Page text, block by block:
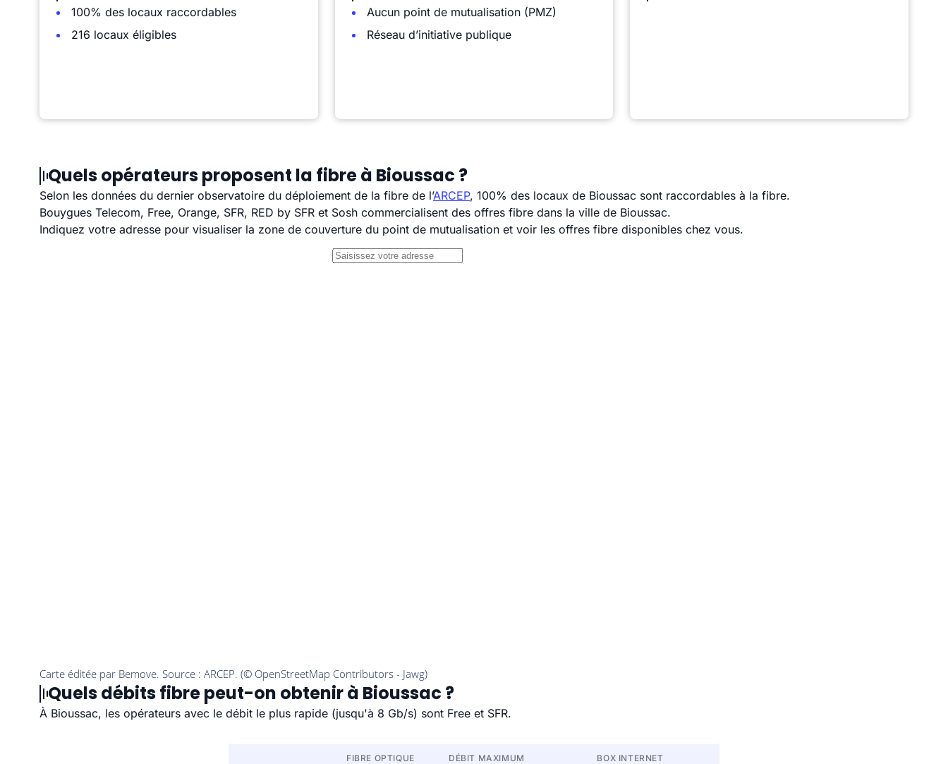
100% des locaux raccordables
216 locaux éligibles
Aucun point de mutualisation (PMZ)
Réseau d’initiative publique
Quels opérateurs proposent la fibre à Bioussac ?
Selon les données du dernier observatoire du déploiement de la fibre de l’ARCEP, 100% des locaux de Bioussac sont raccordables à la fibre.
Bouygues Telecom, Free, Orange, SFR, RED by SFR et Sosh commercialisent des offres fibre dans la ville de Bioussac.
Indiquez votre adresse pour visualiser la zone de couverture du point de mutualisation et voir les offres fibre disponibles chez vous.
Quels débits fibre peut-on obtenir à Bioussac ?
À Bioussac, les opérateurs avec le débit le plus rapide (jusqu'à 8 Gb/s) sont Free et SFR.
FIBRE OPTIQUE DÉBIT MAXIMUM BOX INTERNET